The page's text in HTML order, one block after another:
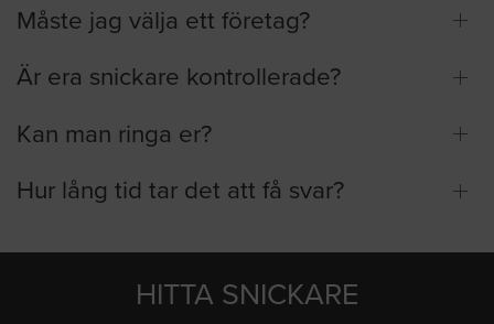
Måste jag välja ett företag?
Är era snickare kontrollerade?
Kan man ringa er?
Hur lång tid tar det att få svar?
HITTA SNICKARE